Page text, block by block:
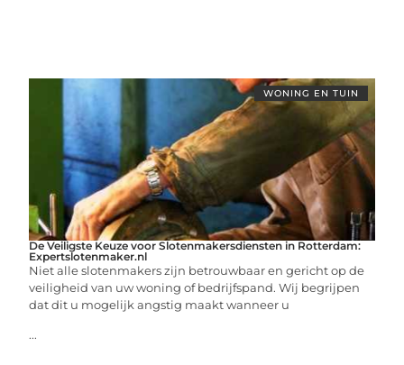
WONING EN TUIN
De Veiligste Keuze voor Slotenmakersdiensten in Rotterdam:
Expertslotenmaker.nl
Niet alle slotenmakers zijn betrouwbaar en gericht op de
veiligheid van uw woning of bedrijfspand. Wij begrijpen
dat dit u mogelijk angstig maakt wanneer u
...